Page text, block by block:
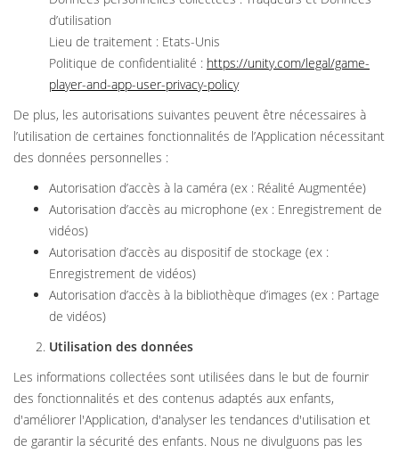
d’utilisation
Lieu de traitement : Etats-Unis
Politique de confidentialité : https://unity.com/legal/game-
player-and-app-user-privacy-policy
De plus, les autorisations suivantes peuvent être nécessaires à
l’utilisation de certaines fonctionnalités de l’Application nécessitant
des données personnelles :
Autorisation d’accès à la caméra (ex : Réalité Augmentée)
Autorisation d’accès au microphone (ex : Enregistrement de
vidéos)
Autorisation d’accès au dispositif de stockage (ex :
Enregistrement de vidéos)
Autorisation d’accès à la bibliothèque d’images (ex : Partage
de vidéos)
Utilisation des données
Les informations collectées sont utilisées dans le but de fournir
des fonctionnalités et des contenus adaptés aux enfants,
d'améliorer l'Application, d'analyser les tendances d'utilisation et
de garantir la sécurité des enfants. Nous ne divulguons pas les